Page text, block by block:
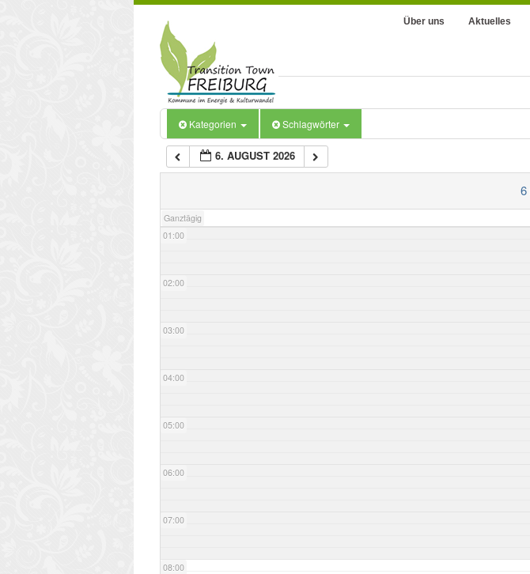
Über uns Aktuelles
Kategorien Schlagwörter
6. AUGUST 2026
6
Ganztägig
01:00
02:00
03:00
04:00
05:00
06:00
07:00
08:00